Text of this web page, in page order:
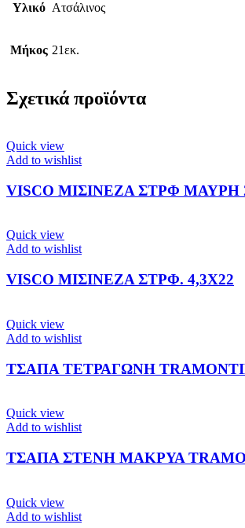
Υλικό Ατσάλινος
Μήκος 21εκ.
Σχετικά προϊόντα
Quick view
Add to wishlist
VISCO ΜΙΣΙΝΕΖΑ ΣΤΡΦ
Quick view
Add to wishlist
VISCO ΜΙΣΙΝΕΖΑ ΣΤΡΦ. 4,3Χ22
Quick view
Add to wishlist
ΤΣΑΠΑ ΤΕΤΡΑΓΩΝΗ
Quick view
Add to wishlist
ΤΣΑΠΑ ΣΤΕΝΗ ΜΑΚΡΥΑ
Quick view
Add to wishlist